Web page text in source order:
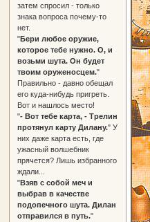
затем спросил - только
знака вопроса почему-то
нет.
"Бери любое оружие,
которое тебе нужно. О, и
возьми шута. Он будет
твоим оруженосцем."
Правильно - давно обещал
его куда-нибудь пригреть.
Вот и нашлось место!
"- Вот тебе карта, - Трелин
протянул карту Дилану." У
них даже карта есть, где
ужасный волшебник
прячется? Лишь избранного
ждали...
"Взяв с собой меч и
выбрав в качестве
подопечного шута. Дилан
отправился в путь."